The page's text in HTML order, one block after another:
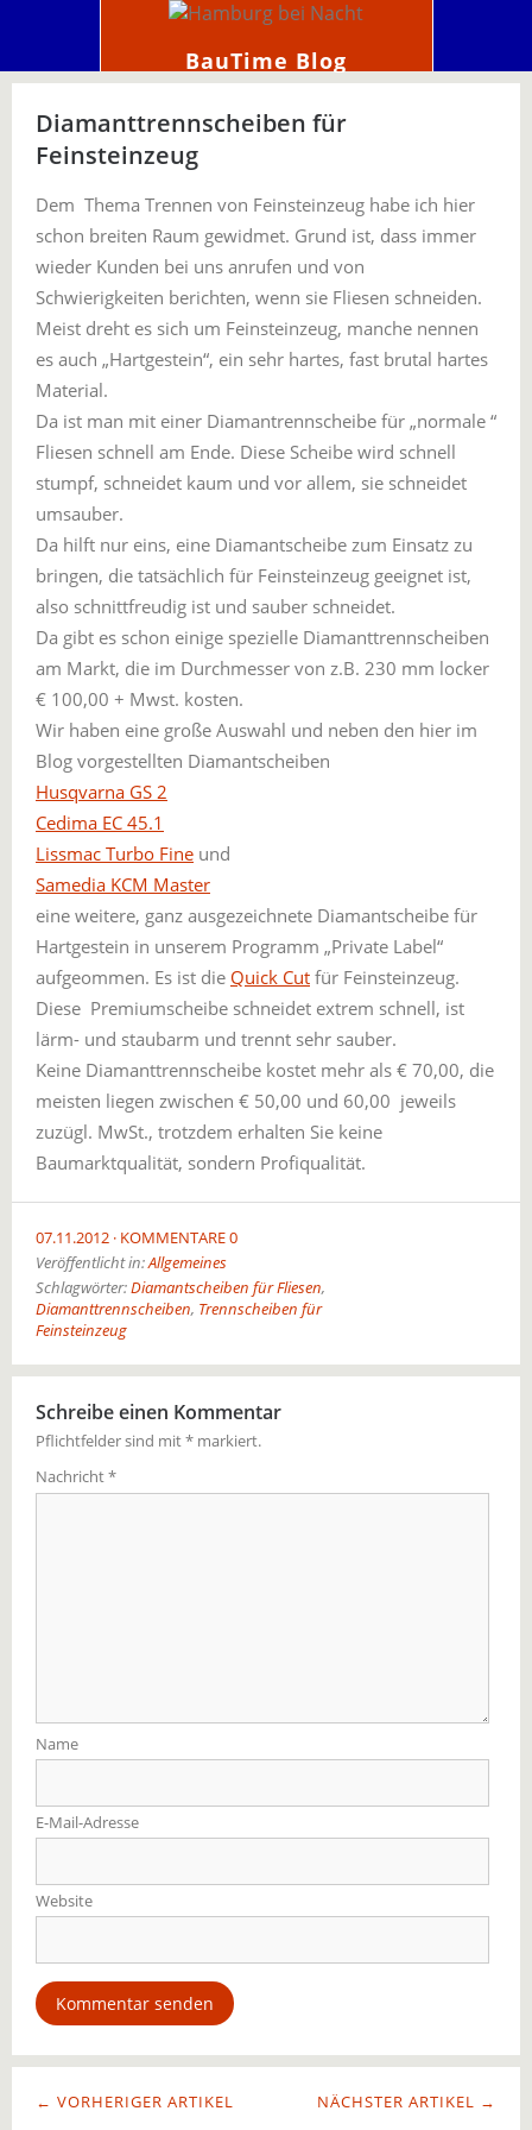
BauTime Blog
Diamanttrennscheiben für
Feinsteinzeug
Dem Thema Trennen von Feinsteinzeug habe ich hier
schon breiten Raum gewidmet. Grund ist, dass immer
wieder Kunden bei uns anrufen und von
Schwierigkeiten berichten, wenn sie Fliesen schneiden.
Meist dreht es sich um Feinsteinzeug, manche nennen
es auch „Hartgestein“, ein sehr hartes, fast brutal hartes
Material.
Da ist man mit einer Diamantrennscheibe für „normale “
Fliesen schnell am Ende. Diese Scheibe wird schnell
stumpf, schneidet kaum und vor allem, sie schneidet
umsauber.
Da hilft nur eins, eine Diamantscheibe zum Einsatz zu
bringen, die tatsächlich für Feinsteinzeug geeignet ist,
also schnittfreudig ist und sauber schneidet.
Da gibt es schon einige spezielle Diamanttrennscheiben
am Markt, die im Durchmesser von z.B. 230 mm locker
€ 100,00 + Mwst. kosten.
Wir haben eine große Auswahl und neben den hier im
Blog vorgestellten Diamantscheiben
Husqvarna GS 2
Cedima EC 45.1
Lissmac Turbo Fine und
Samedia KCM Master
eine weitere, ganz ausgezeichnete Diamantscheibe für
Hartgestein in unserem Programm „Private Label“
aufgeommen. Es ist die Quick Cut für Feinsteinzeug.
Diese Premiumscheibe schneidet extrem schnell, ist
lärm- und staubarm und trennt sehr sauber.
Keine Diamanttrennscheibe kostet mehr als € 70,00, die
meisten liegen zwischen € 50,00 und 60,00 jeweils
zuzügl. MwSt., trotzdem erhalten Sie keine
Baumarktqualität, sondern Profiqualität.
07.11.2012 KOMMENTARE 0
Veröffentlicht in:Allgemeines
Schlagwörter:Diamantscheiben für Fliesen,
Diamanttrennscheiben, Trennscheiben für
Feinsteinzeug
Schreibe einen Kommentar
Pflichtfelder sind mit* markiert.
Nachricht*
Name
E-Mail-Adresse
Website
NÄCHSTER ARTIKEL →
← VORHERIGER ARTIKEL